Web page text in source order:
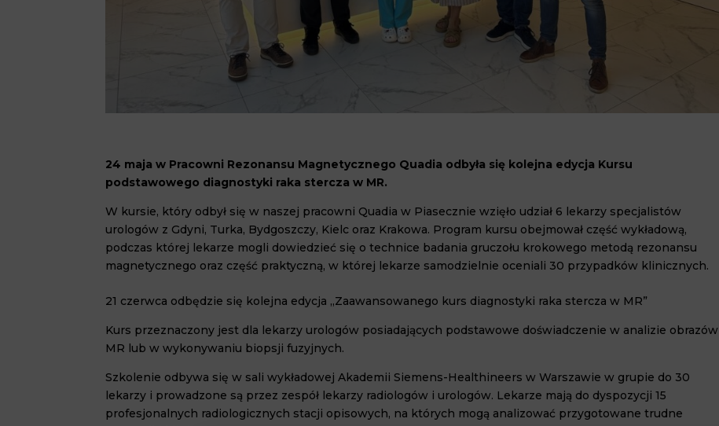
24 maja w Pracowni Rezonansu Magnetycznego Quadia odbyła się kolejna edycja Kursu
podstawowego diagnostyki raka stercza w MR.
W kursie, który odbył się w naszej pracowni Quadia w Piasecznie wzięło udział 6 lekarzy specjalistów
urologów z Gdyni, Turka, Bydgoszczy, Kielc oraz Krakowa. Program kursu obejmował część wykładową,
podczas której lekarze mogli dowiedzieć się o technice badania gruczołu krokowego metodą rezonansu
magnetycznego oraz część praktyczną, w której lekarze samodzielnie oceniali 30 przypadków klinicznych.
21 czerwca odbędzie się kolejna edycja „Zaawansowanego kurs diagnostyki raka stercza w MR”
Kurs przeznaczony jest dla lekarzy urologów posiadających podstawowe doświadczenie w analizie obrazów
MR lub w wykonywaniu biopsji fuzyjnych.
Szkolenie odbywa się w sali wykładowej Akademii Siemens-Healthineers w Warszawie w grupie do 30
lekarzy i prowadzone są przez zespół lekarzy radiologów i urologów. Lekarze mają do dyspozycji 15
profesjonalnych radiologicznych stacji opisowych, na których mogą analizować przygotowane trudne